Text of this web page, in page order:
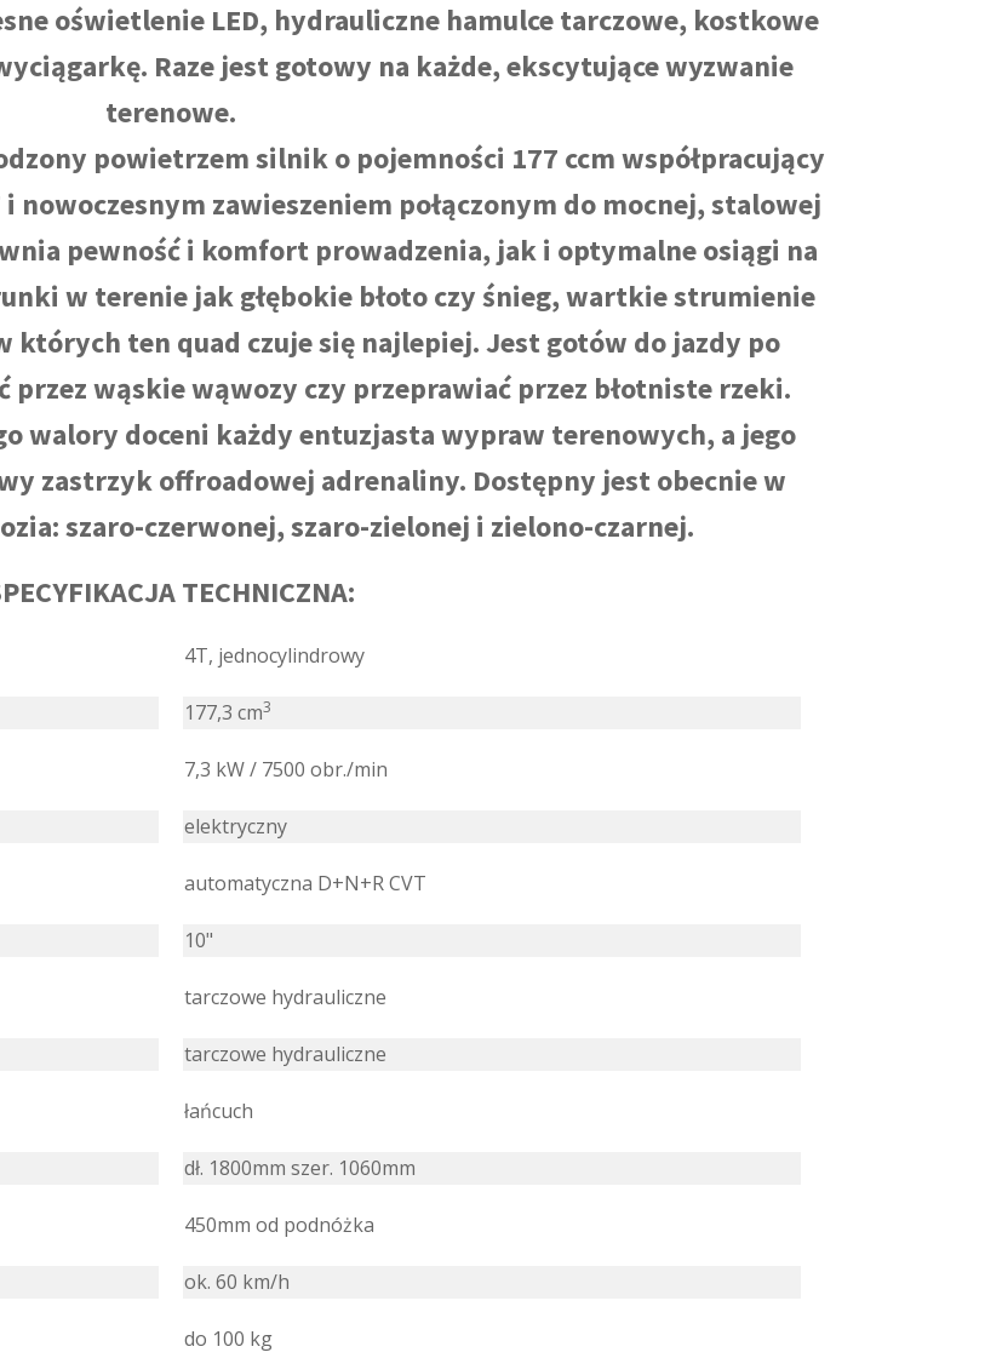
oświetlenie LED, hydrauliczne hamulce tarczowe, kostkowe
Raze jest gotowy na każde, ekscytujące wyzwanie
terenowe.
powietrzem silnik o pojemności 177 ccm współpracujący
nowoczesnym zawieszeniem połączonym do mocnej, stalowej
pewność i komfort prowadzenia, jak i optymalne osiągi na
w terenie jak głębokie błoto czy śnieg, wartkie strumienie
których ten quad czuje się najlepiej. Jest gotów do jazdy po
wąskie wąwozy czy przeprawiać przez błotniste rzeki.
walory doceni każdy entuzjasta wypraw terenowych, a jego
zastrzyk offroadowej adrenaliny. Dostępny jest obecnie w
szaro-czerwonej, szaro-zielonej i zielono-czarnej.
TECHNICZNA:
4T, jednocylindrowy
177,3 cm3
7,3 kW / 7500 obr./min
elektryczny
automatyczna D+N+R CVT
10"
tarczowe hydrauliczne
tarczowe hydrauliczne
łańcuch
dł. 1800mm szer. 1060mm
450mm od podnóżka
ok. 60 km/h
do 100 kg